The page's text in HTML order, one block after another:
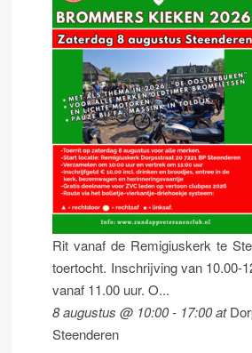
Rit vanaf de Remigiuskerk te
toertocht. Inschrijving van 10.00-
vanaf 11.00 uur. O...
8 augustus @ 10:00- 17:00at
Steenderen